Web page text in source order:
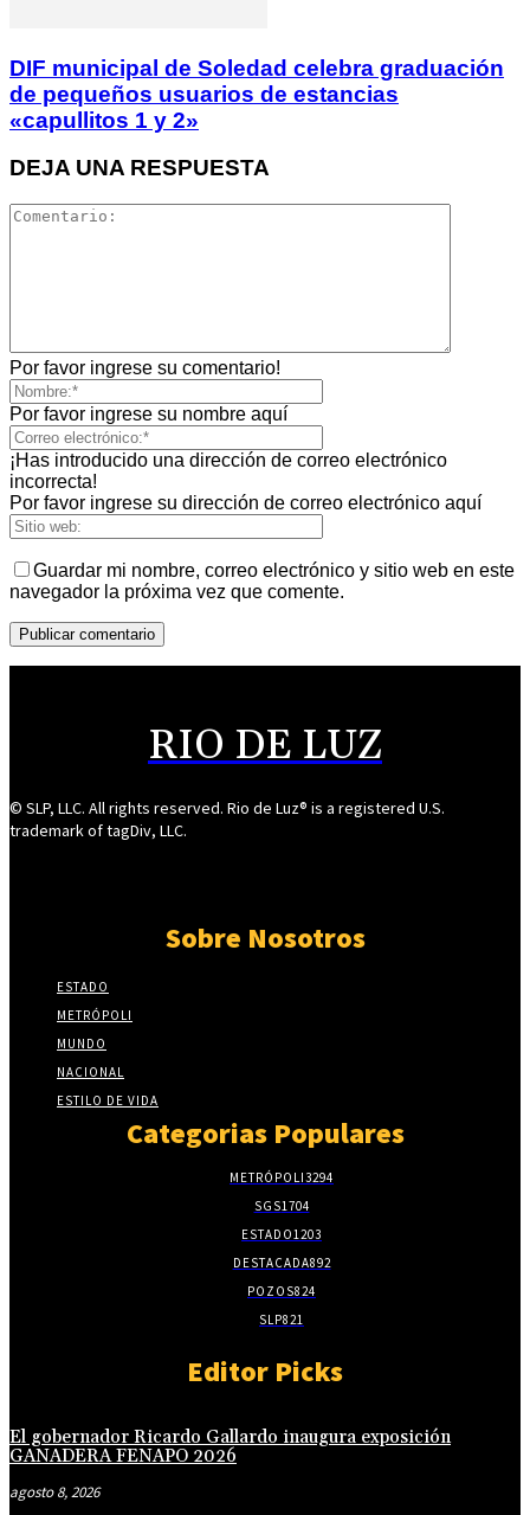
DIF municipal de Soledad celebra graduación
de pequeños usuarios de estancias
«capullitos 1 y 2»
DEJA UNA RESPUESTA
Por favor ingrese su comentario!
Por favor ingrese su nombre aquí
¡Has introducido una dirección de correo electrónico
incorrecta!
Por favor ingrese su dirección de correo electrónico aquí
Guardar mi nombre, correo electrónico y sitio web en este
navegador la próxima vez que comente.
RIO DE LUZ
© SLP, LLC. All rights reserved. Rio de Luz® is a registered U.S.
trademark of tagDiv, LLC.
Sobre Nosotros
ESTADO
METRÓPOLI
MUNDO
NACIONAL
ESTILO DE VIDA
Categorias Populares
METRÓPOLI3294
SGS1704
ESTADO1203
DESTACADA892
POZOS824
SLP821
Editor Picks
El gobernador Ricardo Gallardo inaugura exposición
GANADERA FENAPO 2026
agosto 8, 2026